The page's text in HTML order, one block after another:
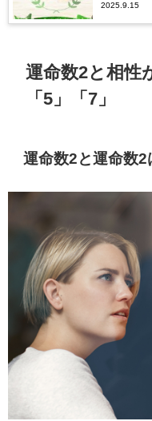
2025.9.15
運命数2と相性
「5」「7」
運命数2と運命数2